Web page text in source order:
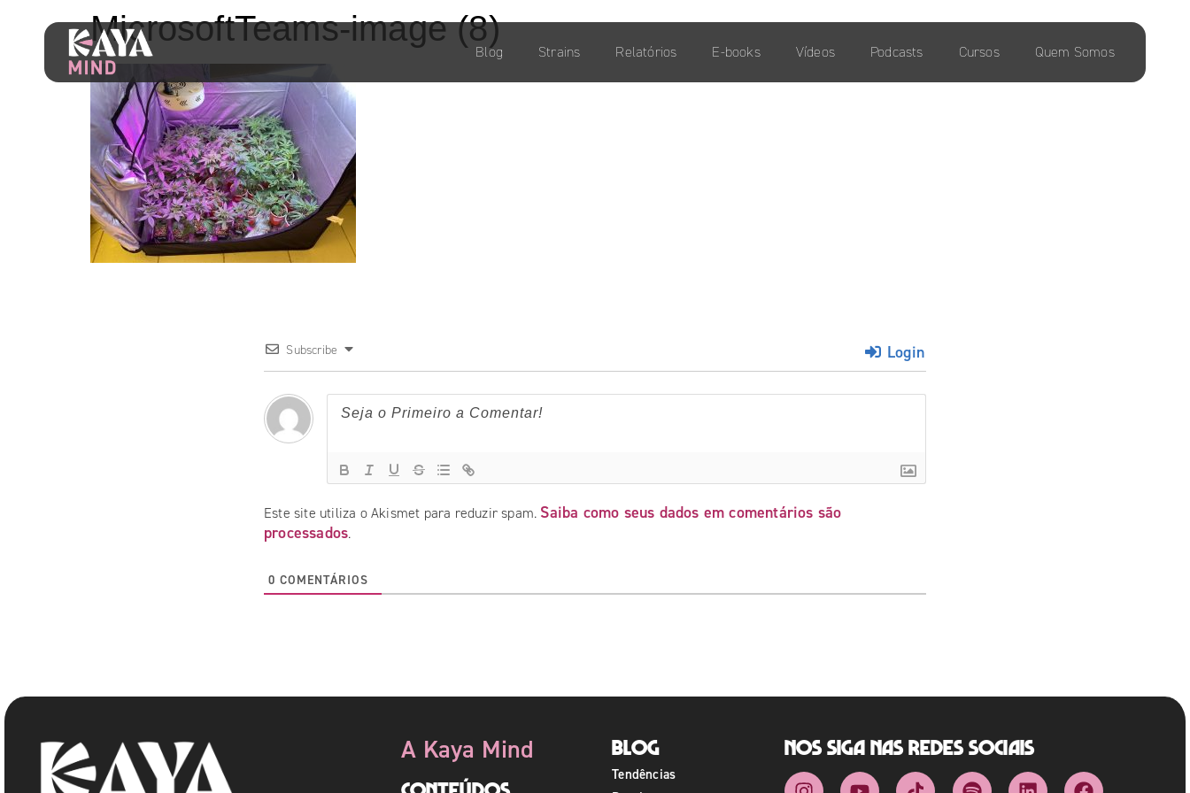
Blog Strains Relatórios E-books Vídeos Podcasts Cursos Quem Somos
MicrosoftTeams-image (8)
Subscribe Login
Este site utiliza o Akismet para reduzir spam. Saiba como seus dados em comentários são
processados.
0 COMENTÁRIOS
A Kaya Mind Blog
Tendências
Nos siga nas redes sociais